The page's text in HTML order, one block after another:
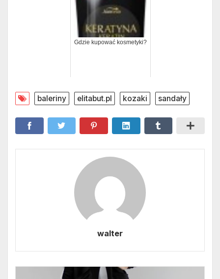
Gdzie kupować kosmetyki?
baleriny elitabut.pl kozaki sandały
walter